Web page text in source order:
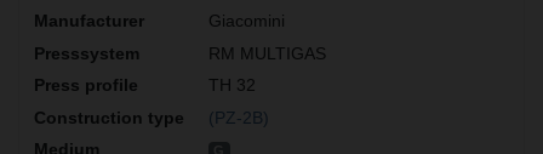
Giacomini
RM MULTIGAS
TH 32
(PZ-2B)